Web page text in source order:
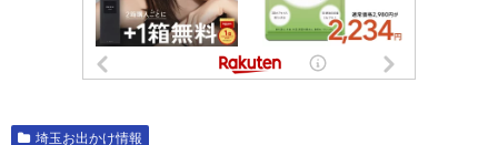
埼玉お出かけ情報